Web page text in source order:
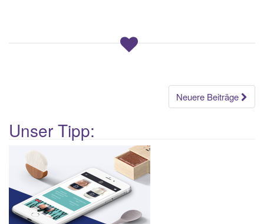
Beitragsnavigation
Neuere Beiträge
Unser Tipp: